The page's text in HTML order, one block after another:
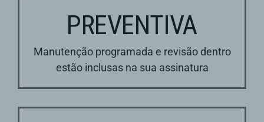
PREVENTIVA
Manutenção programada e revisão dentro
estão inclusas na sua assinatura